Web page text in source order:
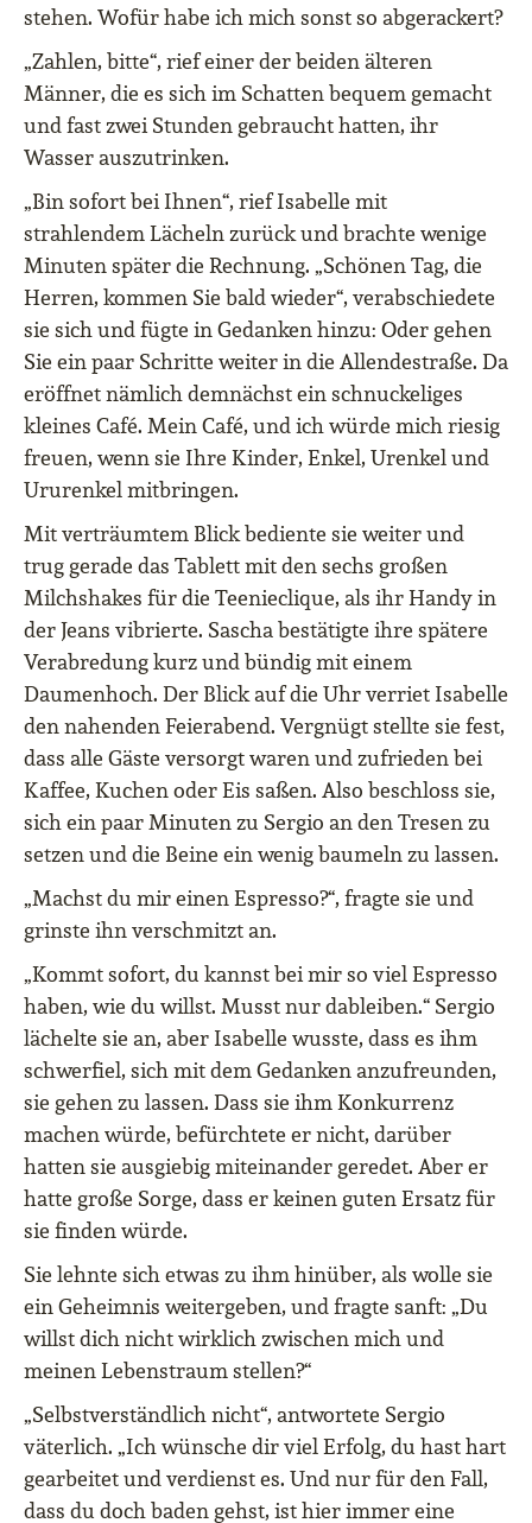
stehen. Wofür habe ich mich sonst so abgerackert?
„Zahlen, bitte“, rief einer der beiden älteren
Männer, die es sich im Schatten bequem gemacht
und fast zwei Stunden gebraucht hatten, ihr
Wasser auszutrinken.
„Bin sofort bei Ihnen“, rief Isabelle mit
strahlendem Lächeln zurück und brachte wenige
Minuten später die Rechnung. „Schönen Tag, die
Herren, kommen Sie bald wieder“, verabschiedete
sie sich und fügte in Gedanken hinzu: Oder gehen
Sie ein paar Schritte weiter in die Allendestraße. Da
eröffnet nämlich demnächst ein schnuckeliges
kleines Café. Mein Café, und ich würde mich riesig
freuen, wenn sie Ihre Kinder, Enkel, Urenkel und
Ururenkel mitbringen.
Mit verträumtem Blick bediente sie weiter und
trug gerade das Tablett mit den sechs großen
Milchshakes für die Teenieclique, als ihr Handy in
der Jeans vibrierte. Sascha bestätigte ihre spätere
Verabredung kurz und bündig mit einem
Daumenhoch. Der Blick auf die Uhr verriet Isabelle
den nahenden Feierabend. Vergnügt stellte sie fest,
dass alle Gäste versorgt waren und zufrieden bei
Kaffee, Kuchen oder Eis saßen. Also beschloss sie,
sich ein paar Minuten zu Sergio an den Tresen zu
setzen und die Beine ein wenig baumeln zu lassen.
„Machst du mir einen Espresso?“, fragte sie und
grinste ihn verschmitzt an.
„Kommt sofort, du kannst bei mir so viel Espresso
haben, wie du willst. Musst nur dableiben.“ Sergio
lächelte sie an, aber Isabelle wusste, dass es ihm
schwerfiel, sich mit dem Gedanken anzufreunden,
sie gehen zu lassen. Dass sie ihm Konkurrenz
machen würde, befürchtete er nicht, darüber
hatten sie ausgiebig miteinander geredet. Aber er
hatte große Sorge, dass er keinen guten Ersatz für
sie finden würde.
Sie lehnte sich etwas zu ihm hinüber, als wolle sie
ein Geheimnis weitergeben, und fragte sanft: „Du
willst dich nicht wirklich zwischen mich und
meinen Lebenstraum stellen?“
„Selbstverständlich nicht“, antwortete Sergio
väterlich. „Ich wünsche dir viel Erfolg, du hast hart
gearbeitet und verdienst es. Und nur für den Fall,
dass du doch baden gehst, ist hier immer eine